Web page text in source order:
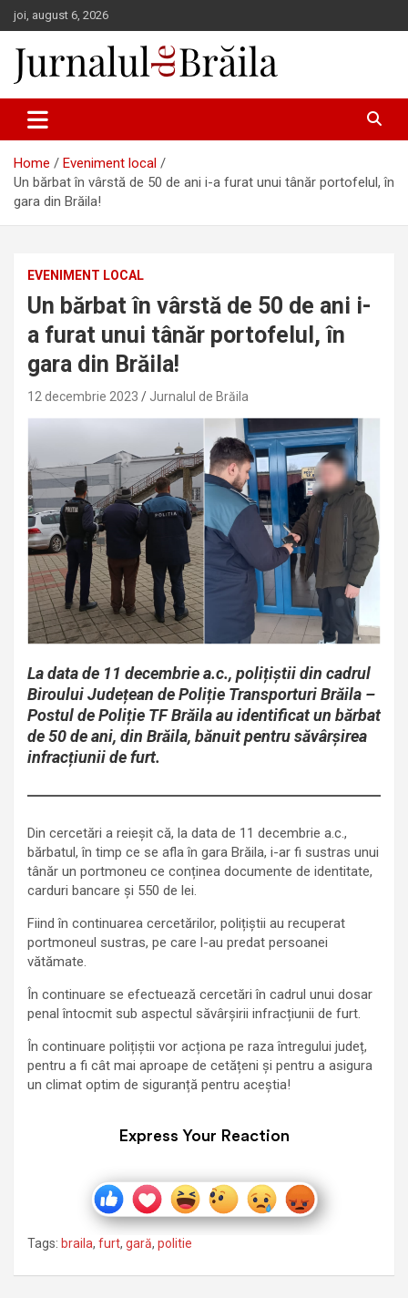
Skip
to
content
joi, august 6, 2026
Jurnalul de Brăila
Home
Eveniment local
Un bărbat în vârstă de 50 de ani i-a furat unui tânăr portofelul, în
gara din Brăila!
EVENIMENT LOCAL
Un bărbat în vârstă de 50 de ani i-
a furat unui tânăr portofelul, în
gara din Brăila!
12 decembrie 2023 Jurnalul de Brăila
La data de 11 decembrie a.c., polițiștii din cadrul
Biroului Județean de Poliție Transporturi Brăila –
Postul de Poliție TF Brăila au identificat un bărbat
de 50 de ani, din Brăila, bănuit pentru săvârșirea
infracțiunii de furt.
Din cercetări a reieșit că, la data de 11 decembrie a.c.,
bărbatul, în timp ce se afla în gara Brăila, i-ar fi sustras unui
tânăr un portmoneu ce conținea documente de identitate,
carduri bancare și 550 de lei.
Fiind în continuarea cercetărilor, polițiștii au recuperat
portmoneul sustras, pe care l-au predat persoanei
vătămate.
În continuare se efectuează cercetări în cadrul unui dosar
penal întocmit sub aspectul săvârșirii infracțiunii de furt.
În continuare polițiștii vor acționa pe raza întregului județ,
pentru a fi cât mai aproape de cetățeni și pentru a asigura
un climat optim de siguranță pentru aceștia!
Express Your Reaction
Tags: braila, furt, gară, politie